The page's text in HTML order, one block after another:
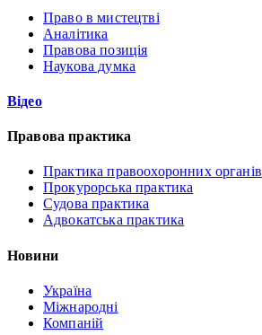
Право в мистецтві
Аналітика
Правова позиція
Наукова думка
Відео
Правова практика
Практика правоохоронних органів
Прокурорська практика
Судова практика
Адвокатська практика
Новини
Україна
Міжнародні
Компаній